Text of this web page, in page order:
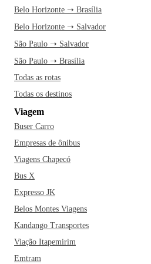
Belo Horizonte ➝ Brasília
Belo Horizonte ➝ Salvador
São Paulo ➝ Salvador
São Paulo ➝ Brasília
Todas as rotas
Todas os destinos
Viagem
Buser Carro
Empresas de ônibus
Viagens Chapecó
Bus X
Expresso JK
Belos Montes Viagens
Kandango Transportes
Viação Itapemirim
Emtram